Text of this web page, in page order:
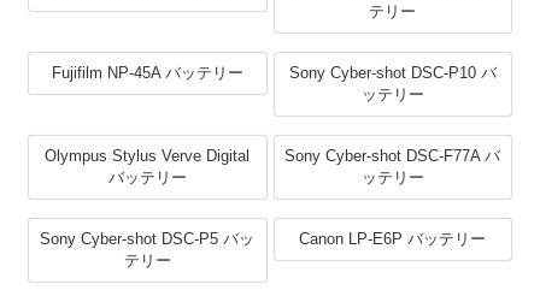
テリー
Fujifilm NP-45A バッテリー
Sony Cyber-shot DSC-P10 バ
ッテリー
Olympus Stylus Verve Digital
バッテリー
Sony Cyber-shot DSC-F77A バ
ッテリー
Sony Cyber-shot DSC-P5 バッ
テリー
Canon LP-E6P バッテリー